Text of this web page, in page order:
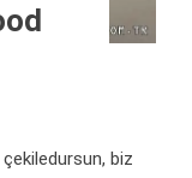
biz